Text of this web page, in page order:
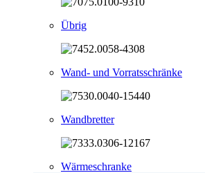
Übrig
Wand- und Vorratsschränke
Wandbretter
Wärmeschranke